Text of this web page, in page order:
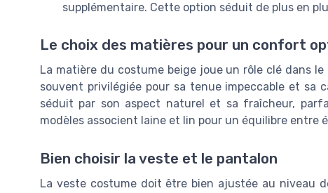
supplémentaire. Cette option séduit de plus en
Le choix des matières pour un confort
La matière du costume beige joue un rôle clé dans
souvent privilégiée pour sa tenue impeccable et sa
séduit par son aspect naturel et sa fraîcheur,
modèles associent laine et lin pour un équilibre entre
Bien choisir la veste et le pantalon
La veste costume doit être bien ajustée au niveau